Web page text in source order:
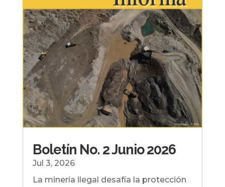
Boletín No. 2 Junio 2026
Jul 3, 2026
La minería ilegal desafía la protección